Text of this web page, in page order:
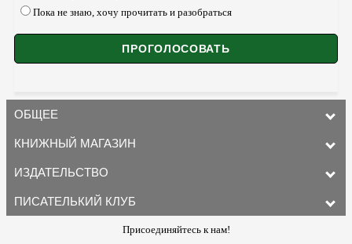
Пока не знаю, хочу прочитать и разобраться
ОБЩЕЕ
КНИЖНЫЙ МАГАЗИН
ИЗДАТЕЛЬСТВО
ПИСАТЕЛЬКИЙ КЛУБ
Присоединяйтесь к нам!